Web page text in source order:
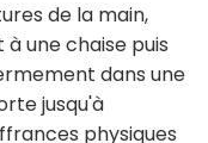
de la main,
une chaise puis
dans une
jusqu'à
physiques